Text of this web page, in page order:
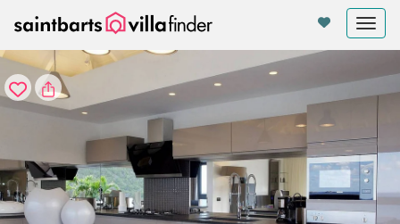
Panel de gestión de cookies